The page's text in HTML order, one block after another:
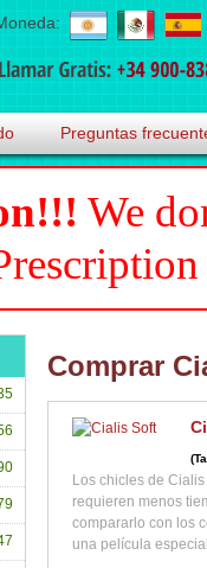
Preguntas
We
Comprar
Los chicles de
requieren menos
compararlo con los
una película